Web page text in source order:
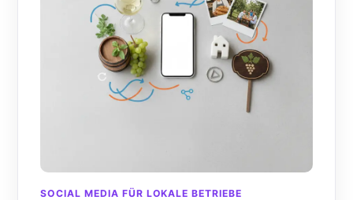
SOCIAL MEDIA FÜR LOKALE BETRIEBE